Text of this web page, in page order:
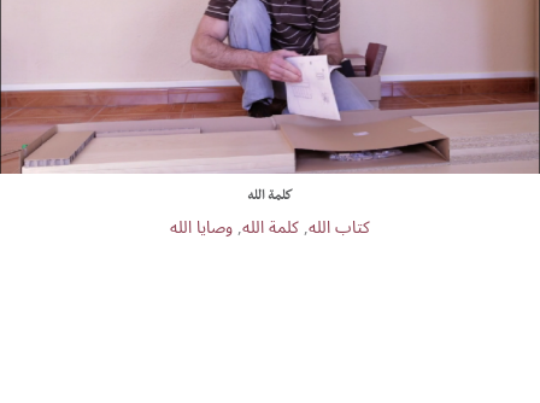
كلمة الله
كتاب الله,كلمة الله,وصايا الله